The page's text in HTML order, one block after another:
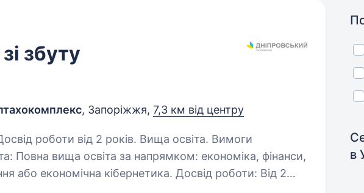
збуту
, Запоріжжя, 7,3 км від центру
роботи від 2 років. Вища освіта. Вимоги
кібернетика. Досвід роботи: Від 2
в